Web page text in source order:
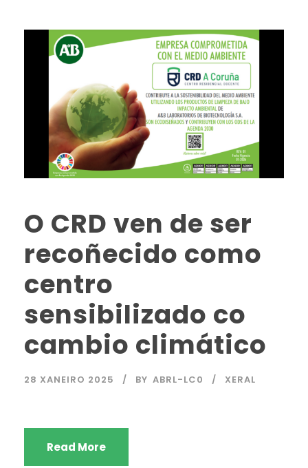
O CRD ven de ser
recoñecido como
centro
sensibilizado co
cambio climático
28 XANEIRO 2025 BY ABRL-LC0 XERAL
Read More